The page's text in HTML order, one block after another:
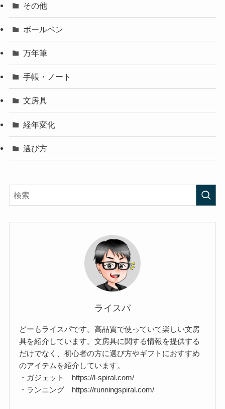
その他
ボールペン
万年筆
手帳・ノート
文房具
経年変化
選び方
ライスパ
どーもライスパです。高品質で使っていて楽しい文房
具を紹介しています。文房具に関する情報を提供する
だけでなく、初心者の方に選び方やギフトにおすすめ
のアイテムを紹介しています。
・ガジェット https://l-spiral.com/
・ランニング https://runningspiral.com/